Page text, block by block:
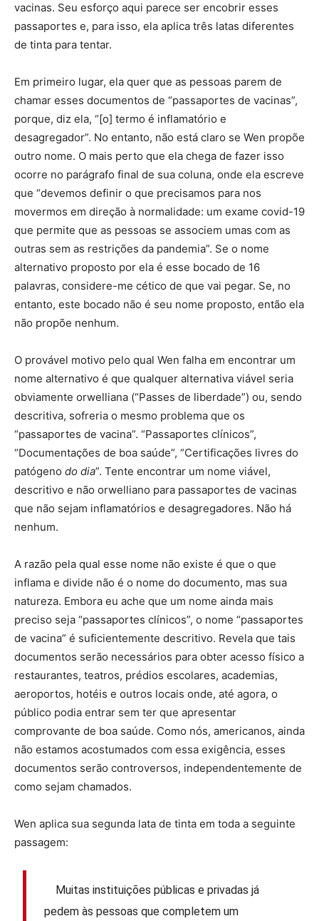
vacinas. Seu esforço aqui parece ser encobrir esses
passaportes e, para isso, ela aplica três latas diferentes
de tinta para tentar.
Em primeiro lugar, ela quer que as pessoas parem de
chamar esses documentos de “passaportes de vacinas”,
porque, diz ela, “[o] termo é inflamatório e
desagregador”. No entanto, não está claro se Wen propõe
outro nome. O mais perto que ela chega de fazer isso
ocorre no parágrafo final de sua coluna, onde ela escreve
que “devemos definir o que precisamos para nos
movermos em direção à normalidade: um exame covid-19
que permite que as pessoas se associem umas com as
outras sem as restrições da pandemia”. Se o nome
alternativo proposto por ela é esse bocado de 16
palavras, considere-me cético de que vai pegar. Se, no
entanto, este bocado não é seu nome proposto, então ela
não propõe nenhum.
O provável motivo pelo qual Wen falha em encontrar um
nome alternativo é que qualquer alternativa viável seria
obviamente orwelliana (“Passes de liberdade”) ou, sendo
descritiva, sofreria o mesmo problema que os
“passaportes de vacina”. “Passaportes clínicos”,
“Documentações de boa saúde”, “Certificações livres do
patógeno do dia”. Tente encontrar um nome viável,
descritivo e não orwelliano para passaportes de vacinas
que não sejam inflamatórios e desagregadores. Não há
nenhum.
A razão pela qual esse nome não existe é que o que
inflama e divide não é o nome do documento, mas sua
natureza. Embora eu ache que um nome ainda mais
preciso seja “passaportes clínicos”, o nome “passaportes
de vacina” é suficientemente descritivo. Revela que tais
documentos serão necessários para obter acesso físico a
restaurantes, teatros, prédios escolares, academias,
aeroportos, hotéis e outros locais onde, até agora, o
público podia entrar sem ter que apresentar
comprovante de boa saúde. Como nós, americanos, ainda
não estamos acostumados com essa exigência, esses
documentos serão controversos, independentemente de
como sejam chamados.
Wen aplica sua segunda lata de tinta em toda a seguinte
passagem:
Muitas instituições públicas e privadas já
pedem às pessoas que completem um